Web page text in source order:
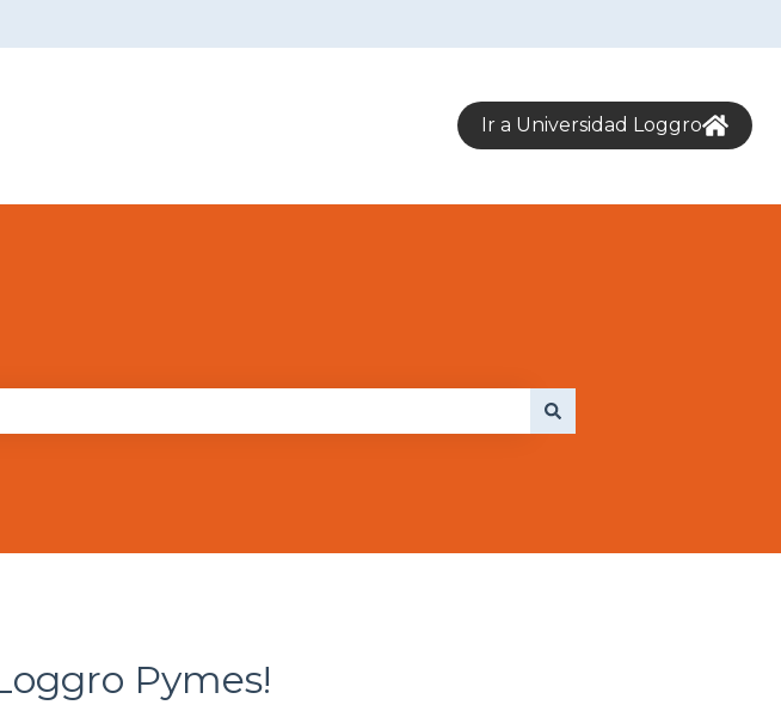
Ir a Universidad Loggro
Pymes!